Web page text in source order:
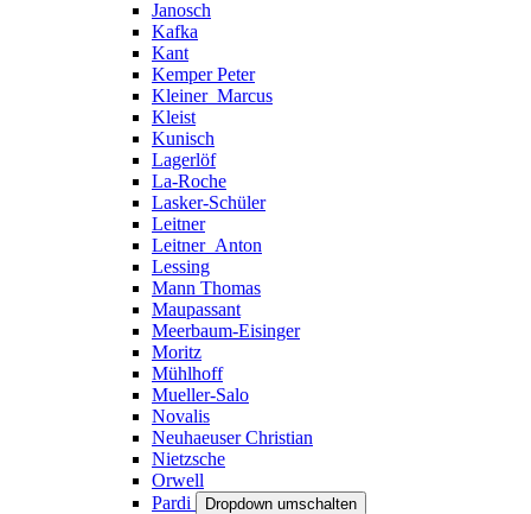
Janosch
Kafka
Kant
Kemper Peter
Kleiner_Marcus
Kleist
Kunisch
Lagerlöf
La-Roche
Lasker-Schüler
Leitner
Leitner_Anton
Lessing
Mann Thomas
Maupassant
Meerbaum-Eisinger
Moritz
Mühlhoff
Mueller-Salo
Novalis
Neuhaeuser Christian
Nietzsche
Orwell
Pardi
Dropdown umschalten